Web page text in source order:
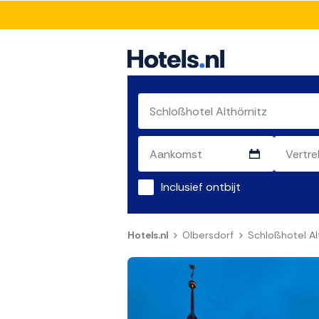
Inclusief ontbijt
Hotels.nl Olbersdorf Schloßhotel